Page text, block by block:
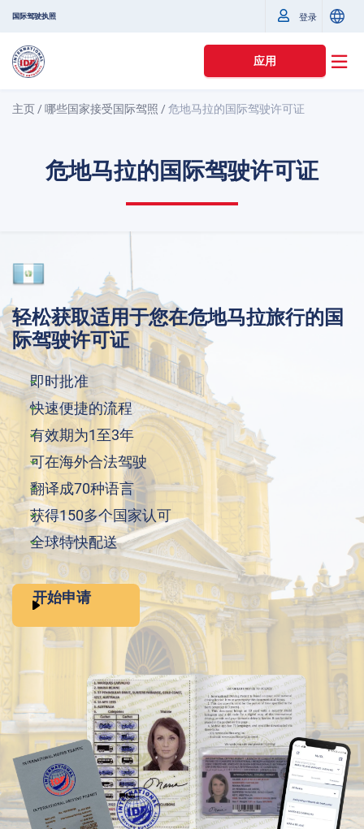
国际驾驶执照 登录
应用
主页 /哪些国家接受国际驾照 /危地马拉的国际驾驶许可证
危地马拉的国际驾驶许可证
轻松获取适用于您在危地马拉旅行的国
际驾驶许可证
即时批准
快速便捷的流程
有效期为1至3年
可在海外合法驾驶
翻译成70种语言
获得150多个国家认可
全球特快配送
开始申请